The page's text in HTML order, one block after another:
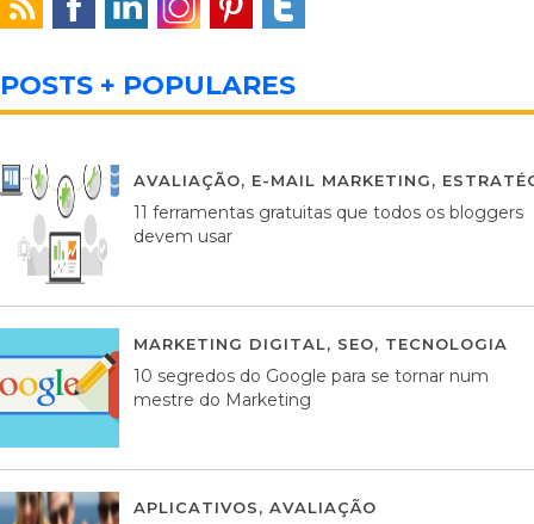
POSTS + POPULARES
AVALIAÇÃO, E-MAIL MARKETING,
11 ferramentas gratuitas que todos os bloggers
devem usar
MARKETING DIGITAL, SEO, TECNOLOGIA
10 segredos do Google para se tornar num
mestre do Marketing
APLICATIVOS, AVALIAÇÃO